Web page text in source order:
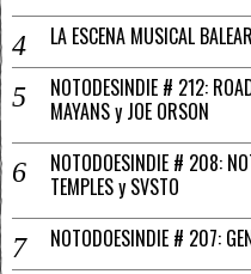
LA ESCENA MUSICAL
NOTODESINDIE # 212:
MAYANS y JOE ORSON
NOTODOESINDIE # 208:
TEMPLES y SVSTO
NOTODOESINDIE # 207: